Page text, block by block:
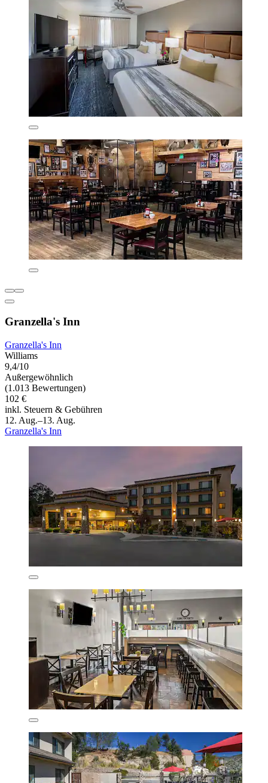
Granzella's Inn
Granzella's Inn
Williams
9,4/10
Außergewöhnlich
(1.013 Bewertungen)
102 €
inkl. Steuern & Gebühren
12. Aug.–13. Aug.
Granzella's Inn